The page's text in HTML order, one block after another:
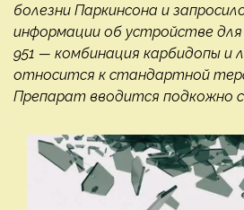
болезни Паркинсона и
информации об устройстве для
951 — комбинация карбидопы и
относится к стандартной
Препарат вводится подкожно